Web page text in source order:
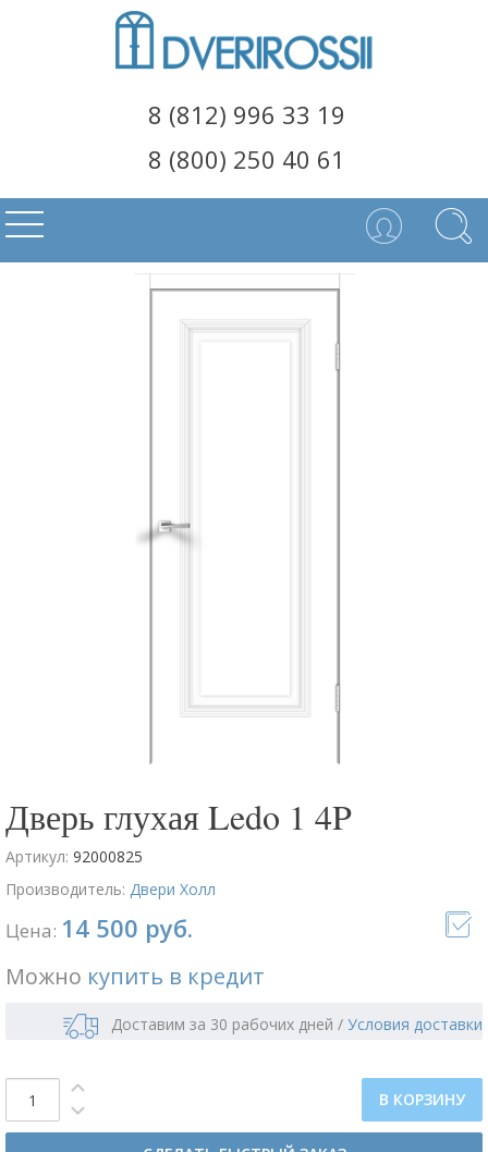
8 (812) 996 33 19
8 (800) 250 40 61
Дверь глухая Ledo 1 4P
Артикул: 92000825
Производитель: Двери Холл
Цена: 14 500 руб.
Можно купить в кредит
Доставим за 30 рабочих дней / Условия доставки
В КОРЗИНУ